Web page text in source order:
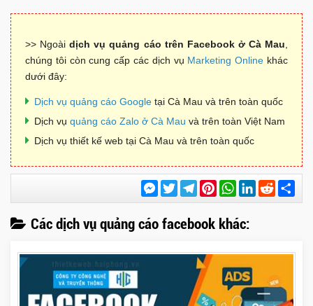
>> Ngoàidịch vụ quảng cáo trên Facebook ở Cà Mau
chúng tôi còn cung cấp các dịch vụ Marketing Online khác
dưới đây:
Dịch vụ quảng cáo Google tại Cà Mau và trên toàn quốc
Dịch vụ quảng cáo Zalo ở Cà Mau và trên toàn Việt Nam
Dịch vụ thiết kế web tại Cà Mau và trên toàn quốc
Messenger
TwitterTelegramPinterestWhatsApp
LinkedIn
Reddit
Các dịch vụ quảng cáo facebook khác: